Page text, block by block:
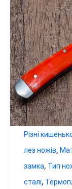
Різні
лез ножів,
замка, Тип
сталі,